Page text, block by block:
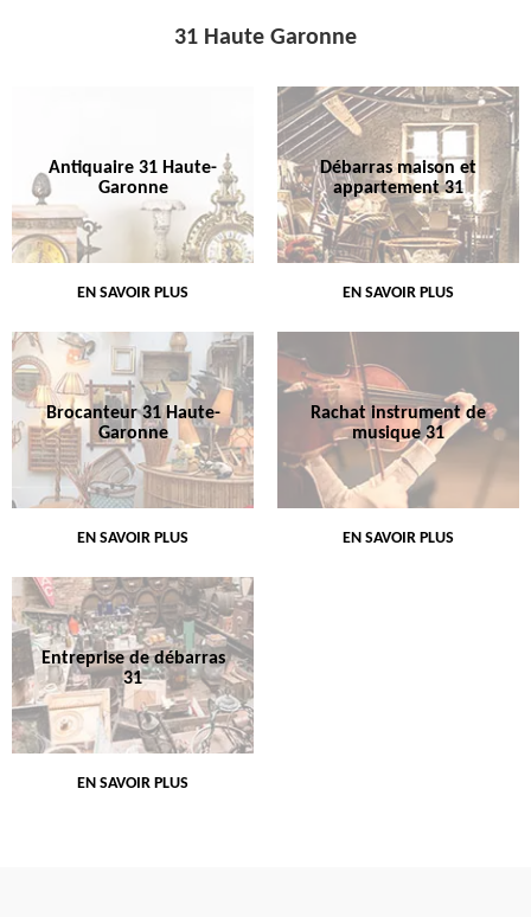
31 Haute Garonne
Antiquaire 31 Haute-
Garonne
EN SAVOIR PLUS
Débarras maison et
appartement 31
EN SAVOIR PLUS
Brocanteur 31 Haute-
Garonne
EN SAVOIR PLUS
Rachat instrument de
musique 31
EN SAVOIR PLUS
Entreprise de débarras
31
EN SAVOIR PLUS